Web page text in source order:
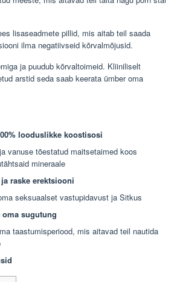
lisaseadmete pillid, mis aitab teil saada
ilma negatiivseid kõrvalmõjusid.
ja puudub kõrvaltoimeid. Kliiniliselt
arstid seda saab keerata ümber oma
looduslikke koostisosi
vanuse tõestatud maitsetaimed koos
mineraale
raske erektsiooni
seksuaalset vastupidavust ja Sitkus
sugutung
taastumisperiood, mis aitavad teil nautida